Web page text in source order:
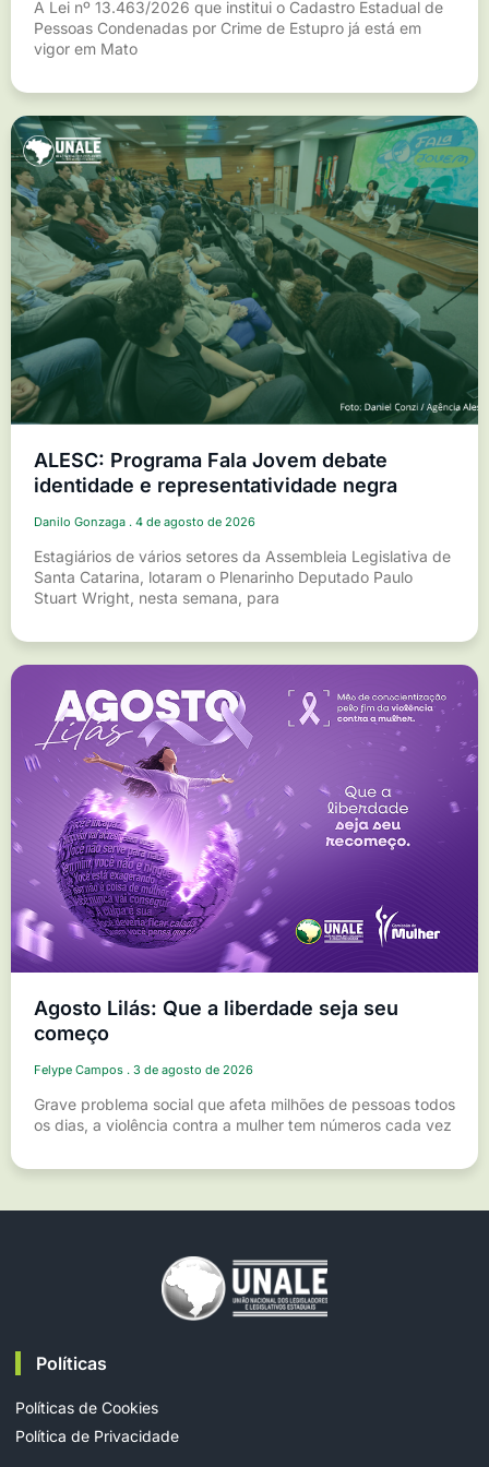
A Lei nº 13.463/2026 que institui o Cadastro Estadual de
Pessoas Condenadas por Crime de Estupro já está em
vigor em Mato
ALESC: Programa Fala Jovem debate
identidade e representatividade negra
Danilo Gonzaga 4 de agosto de 2026
Estagiários de vários setores da Assembleia Legislativa de
Santa Catarina, lotaram o Plenarinho Deputado Paulo
Stuart Wright, nesta semana, para
Agosto Lilás: Que a liberdade seja seu
começo
Felype Campos 3 de agosto de 2026
Grave problema social que afeta milhões de pessoas todos
os dias, a violência contra a mulher tem números cada vez
Políticas
Políticas de Cookies
Política de Privacidade